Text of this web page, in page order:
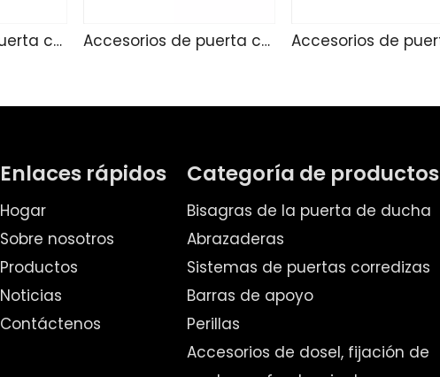
Accesorios de puerta corredizo 235 Accesorios de puerta corredera 234
Enlaces rápidos
Hogar
Sobre nosotros
Productos
Noticias
Contáctenos
Categoría de productos
Bisagras de la puerta de ducha
Abrazaderas
Sistemas de puertas corredizas
Barras de apoyo
Perillas
Accesorios de dosel, fijación de